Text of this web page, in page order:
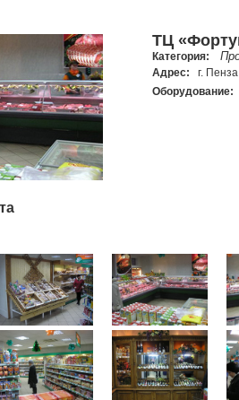
ТЦ
Категория:
Адрес:
г. Пенза
Оборудование: